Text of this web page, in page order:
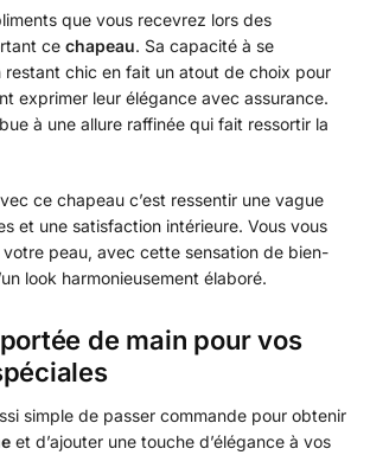
que vous recevrez lors des
ce chapeau. Sa capacité à se
chic en fait un atout de choix pour
exprimer leur élégance avec assurance.
à une allure raffinée qui fait ressortir la
ce chapeau c’est ressentir une vague
et une satisfaction intérieure. Vous vous
peau, avec cette sensation de bien-
look harmonieusement élaboré.
de main pour vos
simple de passer commande pour obtenir
et d’ajouter une touche d’élégance à vos